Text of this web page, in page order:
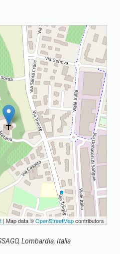
| Map data ©OpenStreetMapcontributors
Lombardia, Italia